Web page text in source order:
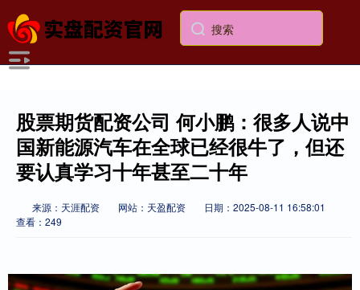
股票期货配资公司 何小鹏：很多人说中
国新能源汽车在全球已经很牛了，但还
要认真学习十年甚至二十年
来源：天涯配资 网站：天盈配资
日期：2025-08-11 16:58:01
查看：249